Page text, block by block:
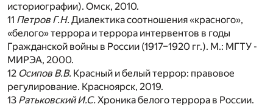
историографии). Омск, 2010.
11 Петров Г.Н. Диалектика соотношения «красного»,
«белого» террора и террора интервентов в годы
Гражданской войны в России (1917–1920 гг.). М.: МГТУ ­
МИРЭА, 2000.
12 Осипов В.В. Красный и белый террор: правовое
регулирование. Красноярск, 2019.
13 Ратьковский И.С. Хроника белого террора в России.